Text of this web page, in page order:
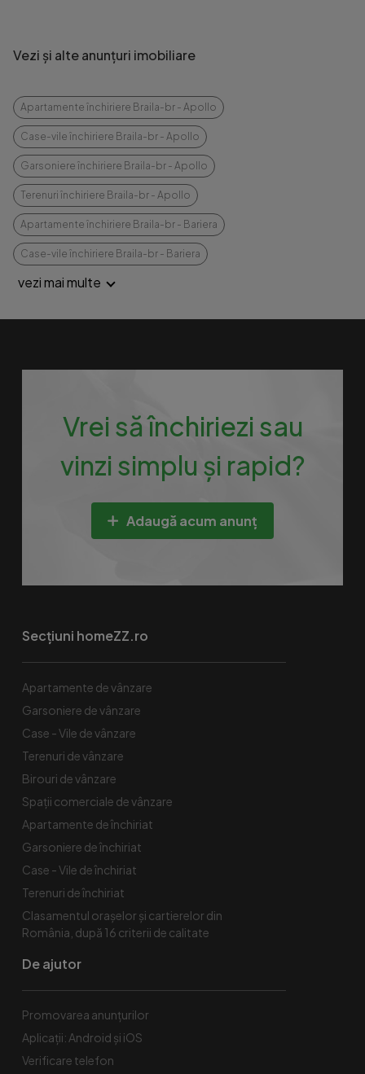
Vezi și alte anunțuri imobiliare
Apartamente închiriere Braila-br - Apollo
Case-vile închiriere Braila-br - Apollo
Garsoniere închiriere Braila-br - Apollo
Terenuri închiriere Braila-br - Apollo
Apartamente închiriere Braila-br - Bariera
Case-vile închiriere Braila-br - Bariera
vezi mai multe
Vrei să închiriezi sau
vinzi simplu și rapid?
Adaugă acum anunț
Secțiuni homeZZ.ro
Apartamente de vânzare
Garsoniere de vânzare
Case - Vile de vânzare
Terenuri de vânzare
Birouri de vânzare
Spaţii comerciale de vânzare
Apartamente de închiriat
Garsoniere de închiriat
Case - Vile de închiriat
Terenuri de închiriat
Clasamentul orașelor și cartierelor din
România, după 16 criterii de calitate
De ajutor
Promovarea anunțurilor
Aplicații: Android și iOS
Verificare telefon